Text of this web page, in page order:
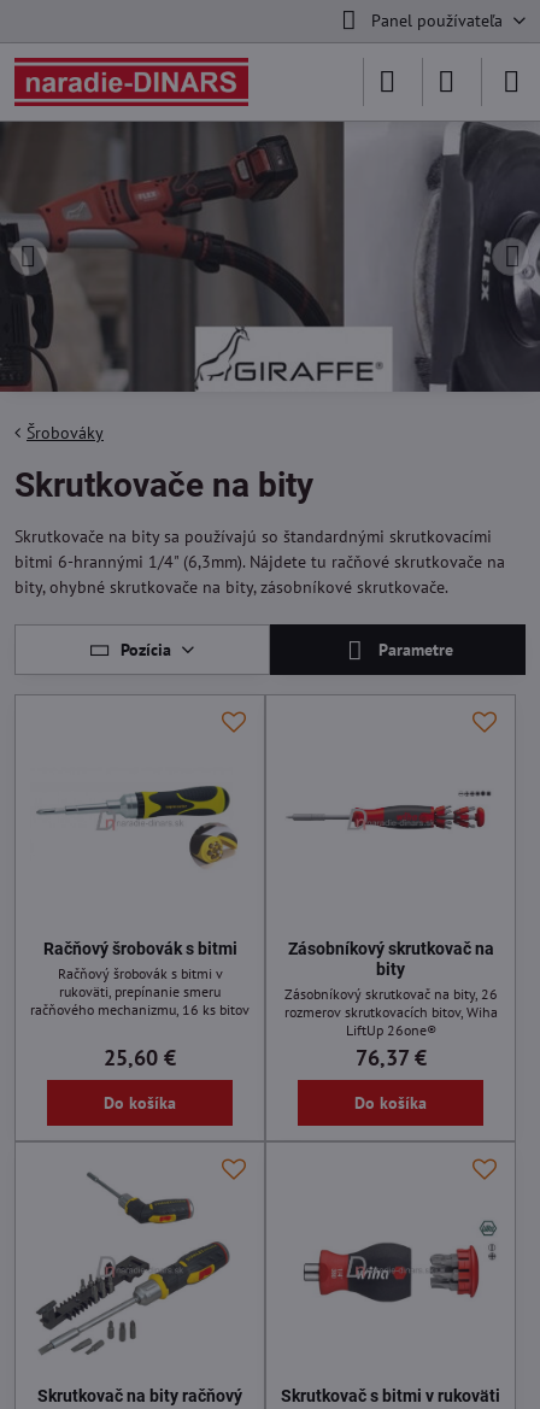
Panel používateľa
Šrobováky
Skrutkovače na bity
Skrutkovače na bity sa používajú so štandardnými skrutkovacími
bitmi 6-hrannými 1/4" (6,3mm). Nájdete tu račňové skrutkovače na
bity, ohybné skrutkovače na bity, zásobníkové skrutkovače.
Pozícia Parametre
Račňový šrobovák s bitmi
Račňový šrobovák s bitmi v
rukoväti, prepínanie smeru
račňového mechanizmu, 16 ks bitov
25,60 €
Do košíka
Zásobníkový skrutkovač na
bity
Zásobníkový skrutkovač na bity, 26
rozmerov skrutkovacích bitov, Wiha
LiftUp 26one®
76,37 €
Do košíka
Skrutkovač na bity račňový Skrutkovač s bitmi v rukoväti